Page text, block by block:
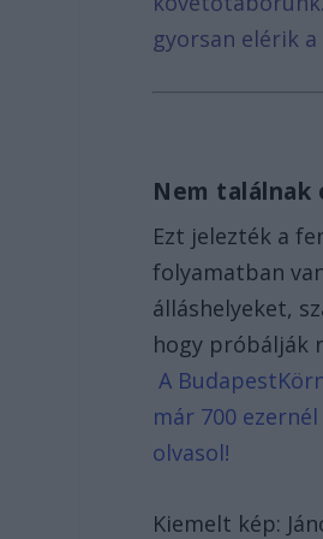
gyorsan elérik
Nem találnak
Ezt jelezték a
folyamatban
álláshelyeket,
hogy próbálják
A
már 700
olvasol!
Kiemelt kép: